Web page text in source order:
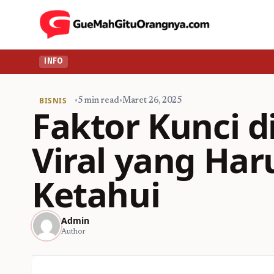
INFO
BISNIS •5 min read•Maret 26, 2025
Faktor Kunci
Viral yang
Ketahui
Admin
Author